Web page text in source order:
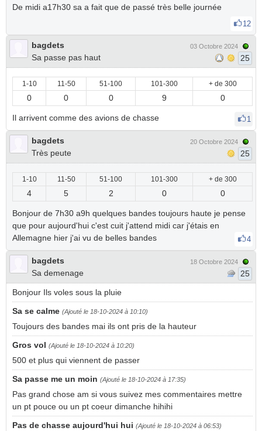
De midi a17h30 sa a fait que de passé très belle journée
12
bagdets
Sa passe pas haut
03 Octobre 2024
25
1-10 11-50 51-100 101-300 + de 300
0 0 0 9 0
Il arrivent comme des avions de chasse 1
bagdets
Très peute
20 Octobre 2024
25
1-10 11-50 51-100 101-300 + de 300
4 5 2 0 0
Bonjour de 7h30 a9h quelques bandes toujours haute je pense
que pour aujourd'hui c'est cuit j'attend midi car j'étais en
Allemagne hier j'ai vu de belles bandes
4
bagdets
Sa demenage
18 Octobre 2024
25
Bonjour Ils voles sous la pluie
Sa se calme (Ajouté le 18-10-2024 à 10:10)
Toujours des bandes mai ils ont pris de la hauteur
Gros vol (Ajouté le 18-10-2024 à 10:20)
500 et plus qui viennent de passer
Sa passe me un moin (Ajouté le 18-10-2024 à 17:35)
Pas grand chose am si vous suivez mes commentaires mettre
un pt pouce ou un pt coeur dimanche hihihi
Pas de chasse aujourd'hui hui (Ajouté le 18-10-2024 à 06:53)